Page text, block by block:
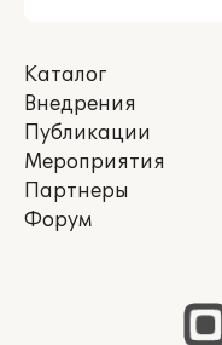
Каталог
Внедрения
Публикации
Мероприятия
Партнеры
Форум